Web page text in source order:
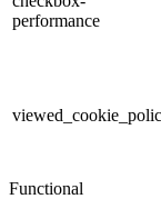
performance
Functional